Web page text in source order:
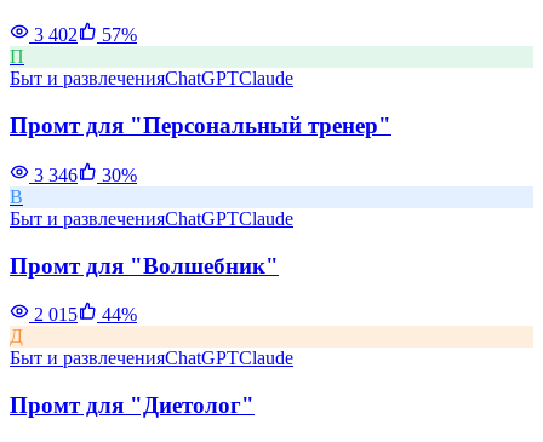
3 402 57%
П
Быт и развлеченияChatGPTClaude
Промт для "Персональный тренер"
3 346 30%
В
Быт и развлеченияChatGPTClaude
Промт для "Волшебник"
2 015 44%
Д
Быт и развлеченияChatGPTClaude
Промт для "Диетолог"